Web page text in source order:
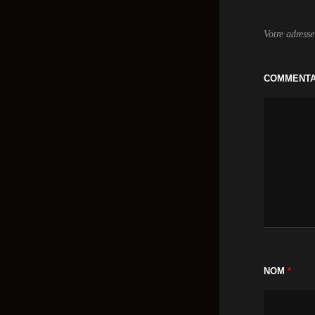
Votre
NOM *